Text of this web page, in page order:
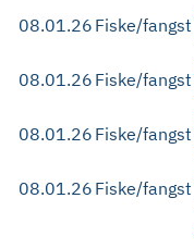
08.01.26 Fiske/fangst
08.01.26 Fiske/fangst
08.01.26 Fiske/fangst
08.01.26 Fiske/fangst